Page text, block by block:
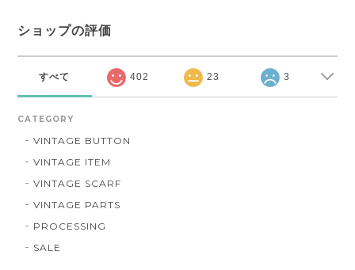
ショップの評価
すべて 402 23 3
CATEGORY
VINTAGE BUTTON
VINTAGE ITEM
VINTAGE SCARF
VINTAGE PARTS
PROCESSING
SALE